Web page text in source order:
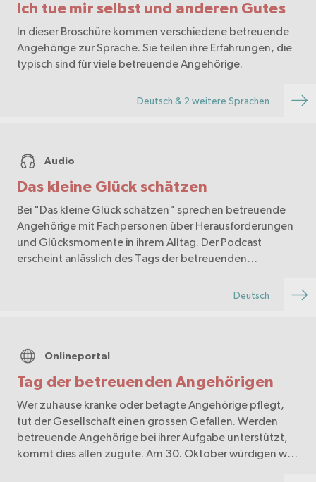
Ich tue mir selbst und anderen Gutes
In dieser Broschüre kommen verschiedene betreuende
Angehörige zur Sprache. Sie teilen ihre Erfahrungen, die
typisch sind für viele betreuende Angehörige.
Deutsch & 2 weitere Sprachen
Das kleine Glück schätzen
Audio
Bei "Das kleine Glück schätzen" sprechen betreuende
Angehörige mit Fachpersonen über Herausforderungen
und Glücksmomente in ihrem Alltag. Der Podcast
erscheint anlässlich des Tags der betreuenden
Deutsch
Tag der betreuenden Angehörigen
Onlineportal
Wer zuhause kranke oder betagte Angehörige pflegt,
tut der Gesellschaft einen grossen Gefallen. Werden
betreuende Angehörige bei ihrer Aufgabe unterstützt,
kommt dies allen zugute. Am 30. Oktober würdigen wir